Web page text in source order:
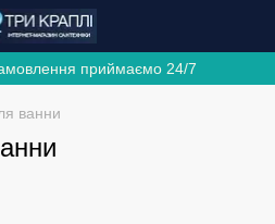
приймаємо 24/7
ванни